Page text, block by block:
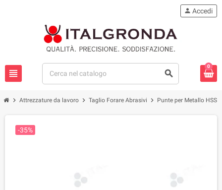
view_headline search
person Accedi
0
chevron_right Attrezzature da lavoro chevron_right Taglio Forare Abrasivi chevron_right Punte per Metallo HSS
-35%